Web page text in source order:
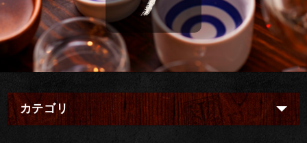
カテゴリ